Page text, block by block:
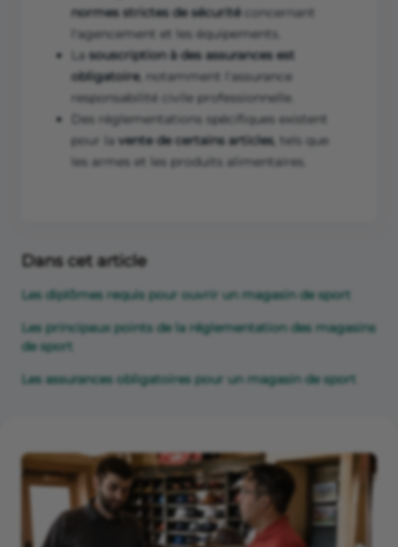
normes strictes de sécuritéconcernant
l'agencement et les équipements.
La souscription à des assurances est
obligatoire, notamment l'assurance
responsabilité civile professionnelle.
Des réglementations spécifiques existent
pour la vente de certains articles, tels que
les armes et les produits alimentaires.
Dans cet article
Les diplômes requis pour ouvrir un magasin de sport
Les principaux points de la réglementation des magasins
de sport
Les assurances obligatoires pour un magasin de sport